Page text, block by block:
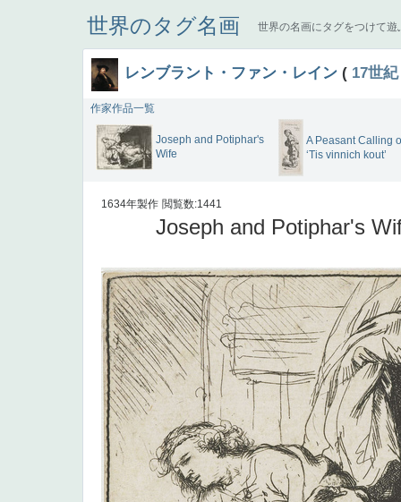
世界のタグ名画 世界の名画にタグをつけて遊
レンブラント・ファン・レイン ( 17世紀
作家作品一覧
Joseph and Potiphar's
Wife
A Peasant Calling
‘Tis vinnich kout’
1634年製作 閲覧数:1441
Joseph and Potiphar's